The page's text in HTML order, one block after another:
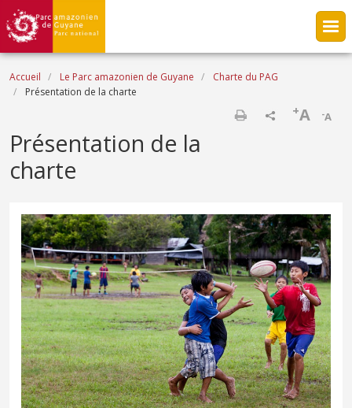
Aller au contenu principal
Fil d'Ariane
Accueil Le Parc amazonien de Guyane
Charte du PAG
Présentation de la charte
-A
+A
Présentation de la
charte